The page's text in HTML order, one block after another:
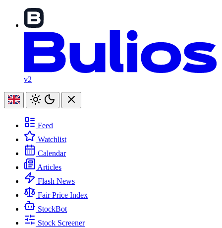
v2
Feed
Watchlist
Calendar
Articles
Flash News
Fair Price Index
StockBot
Stock Screener